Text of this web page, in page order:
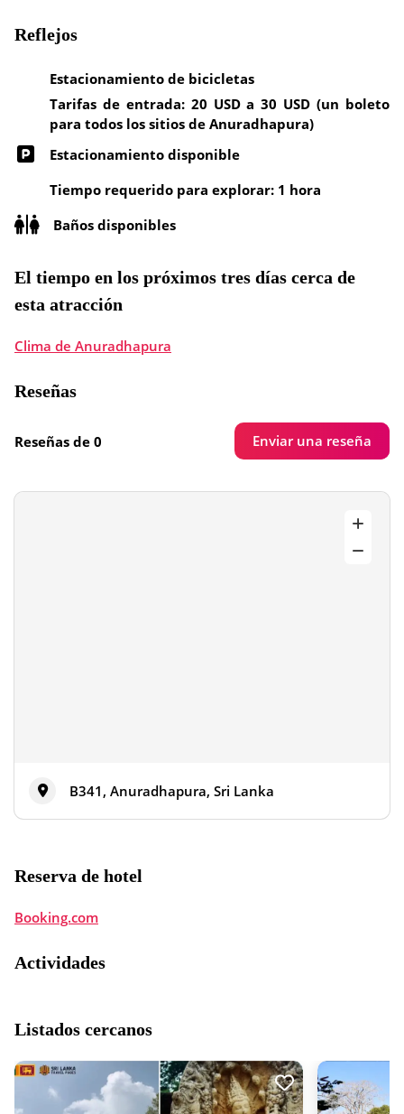
Reflejos
Estacionamiento de bicicletas
Tarifas de entrada: 20 USD a 30 USD (un boleto
para todos los sitios de Anuradhapura)
Estacionamiento disponible
Tiempo requerido para explorar: 1 hora
Baños disponibles
El tiempo en los próximos tres días cerca de
esta atracción
Clima de Anuradhapura
Reseñas
Reseñas de 0 Enviar una reseña
B341, Anuradhapura, Sri Lanka
Reserva de hotel
Booking.com
Actividades
Listados cercanos